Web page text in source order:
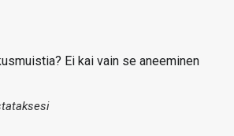
Ei kai vain se aneeminen